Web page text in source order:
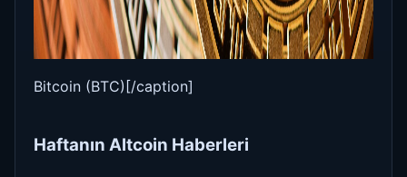
Bitcoin (BTC)[/caption]
Haftanın Altcoin Haberleri